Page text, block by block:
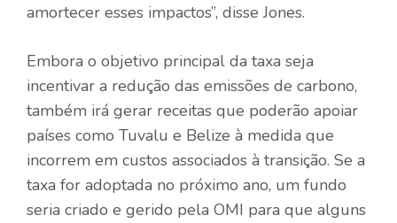
amortecer esses impactos”, disse Jones.
Embora o objetivo principal da taxa seja
incentivar a redução das emissões de carbono,
também irá gerar receitas que poderão apoiar
países como Tuvalu e Belize à medida que
incorrem em custos associados à transição. Se a
taxa for adoptada no próximo ano, um fundo
seria criado e gerido pela OMI para que alguns